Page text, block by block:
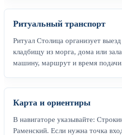
Ритуальный транспорт
Ритуал Столица организует
кладбищу из морга, дома или
машину, маршрут и время
Карта и ориентиры
В навигаторе указывайте:
Раменский. Если нужна точка